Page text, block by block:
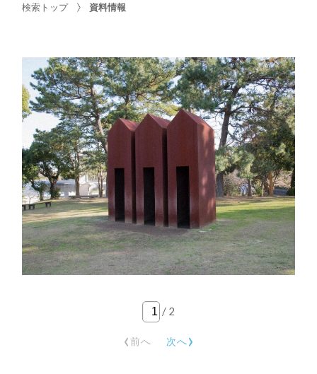
検索トップ 資料情報
/ 2
‹前へ 次へ›